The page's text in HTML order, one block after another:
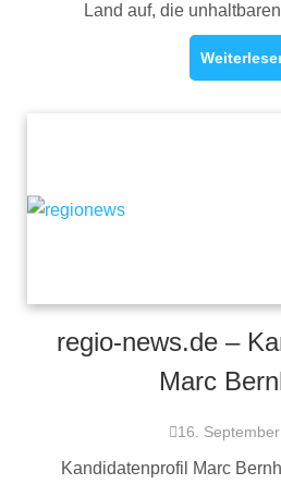
Land auf, die
regio-news.de –
Marc
16.
Kandidatenprofil Marc